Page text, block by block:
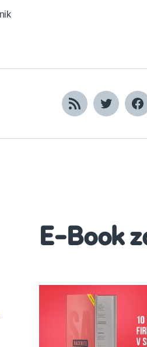
RSS Twitter
E-Book